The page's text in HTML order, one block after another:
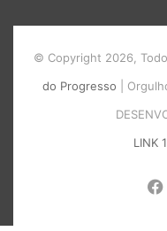
© Copyright 2026,
do Progresso |
LINK 1